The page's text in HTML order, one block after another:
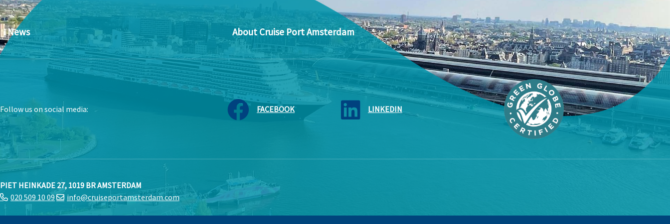
News About Cruise Port Amsterdam
Follow us on social media: FACEBOOK LINKEDIN
PIET HEINKADE 27, 1019 BR AMSTERDAM
020 509 10 09
info@cruiseportamsterdam.com